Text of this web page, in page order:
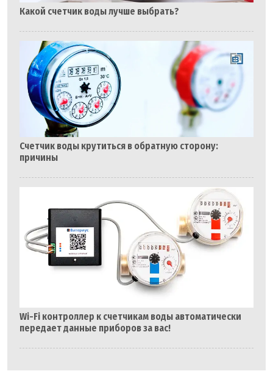
Какой счетчик воды лучше выбрать?
Счетчик воды крутиться в обратную сторону:
причины
Wi-Fi контроллер к счетчикам воды автоматически
передает данные приборов за вас!